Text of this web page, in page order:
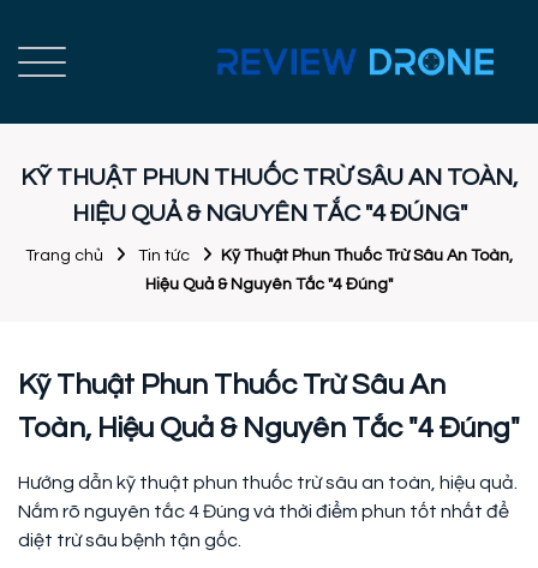
KỸ THUẬT PHUN THUỐC TRỪ SÂU AN TOÀN,
HIỆU QUẢ & NGUYÊN TẮC "4 ĐÚNG"
Trang chủ Tin tức
Kỹ Thuật Phun Thuốc Trừ Sâu An Toàn,
Hiệu Quả & Nguyên Tắc "4 Đúng"
Kỹ Thuật Phun Thuốc Trừ Sâu An
Toàn, Hiệu Quả & Nguyên Tắc "4 Đúng"
Hướng dẫn kỹ thuật phun thuốc trừ sâu an toàn, hiệu quả.
Nắm rõ nguyên tắc 4 Đúng và thời điểm phun tốt nhất để
diệt trừ sâu bệnh tận gốc.